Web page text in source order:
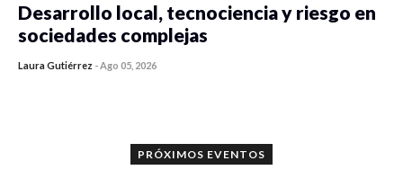
Desarrollo local, tecnociencia y riesgo en
sociedades complejas
Laura Gutiérrez -Ago 05, 2026
PRÓXIMOS EVENTOS